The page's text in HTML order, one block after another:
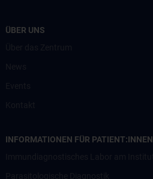
ÜBER UNS
INFORMATIONEN FÜR PATIENT:INNEN